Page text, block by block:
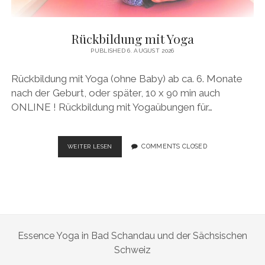
Rückbildung mit Yoga
PUBLISHED 6. AUGUST 2026
Rückbildung mit Yoga (ohne Baby) ab ca. 6. Monate
nach der Geburt, oder später, 10 x 90 min auch
ONLINE ! Rückbildung mit Yogaübungen für…
WEITER LESEN RÜCKBILDUNG
MIT
COMMENTS CLOSED
Essence Yoga in Bad Schandau und der Sächsischen
Schweiz